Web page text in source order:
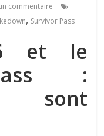
commentaire
, Survivor Pass
et le
:
sont